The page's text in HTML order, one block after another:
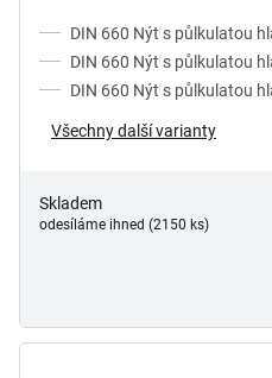
DIN 660 Nýt s půlkulatou
DIN 660 Nýt s půlkulatou
DIN 660 Nýt s půlkulatou
Všechny další varianty
Skladem
odesíláme ihned (2150 ks)